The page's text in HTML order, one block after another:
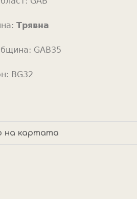
Трявна
GAB35
BG32
на картата